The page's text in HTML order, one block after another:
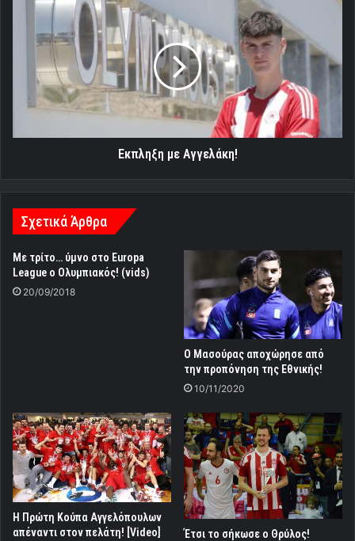
Αγγελάκη!
Εκπληξη με Αγγελάκη!
Σχετικά Άρθρα
Με τρίτο… ύμνο στο Europa
League ο Ολυμπιακός! (vids)
20/09/2018
Ο Μασούρας αποχώρησε από
την προπόνηση της Εθνικής!
10/11/2020
Η Πρώτη Κούπα Αγγελόπουλων
απέναντι στον πελάτη! [Video]
Έτσι το σήκωσε ο Θρύλος!